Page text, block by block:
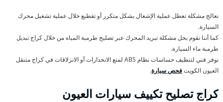
نعالج مشكلة تعطل عملية الإشعال بشكل متكرر أو تقطيع خلال عملية تشغيل محرك
السيارة.
كما أننا نقوم بحل مشكلة تبريد المحرك عبر تصليح طرمبة المياه من خلال كراج تبديل
طرمبة ماء السيارة.
نوفر فني لتنظيف حساسات نظام ABS لمنع الانحدارات أو الانزلاقات في كراج متنقل
العيون الكويتفحص سيارة.
كراج تصليح تكييف سيارات العيون